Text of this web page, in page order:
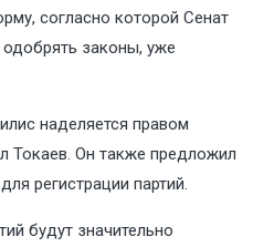
согласно которой Сенат
законы, уже
наделяется правом
Токаев. Он также предложил
регистрации партий.
будут значительно